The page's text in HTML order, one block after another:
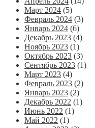
Март 2024 (5)
Февраль 2024 (3)
Январь 2024 (6)
Декабрь 2023 (4)
Ноябрь 2023 (1)
Октябрь 2023 (3)
Сентябрь 2023 (1)
Март 2023 (4)
Февраль 2023 (2)
Январь 2023 (2)
Декабрь 2022 (1)
Июнь 2022 (1)
Май 2022 (1)